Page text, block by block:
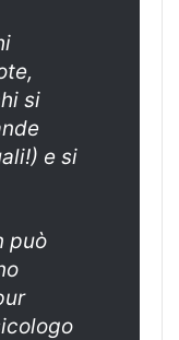
si
e si
può